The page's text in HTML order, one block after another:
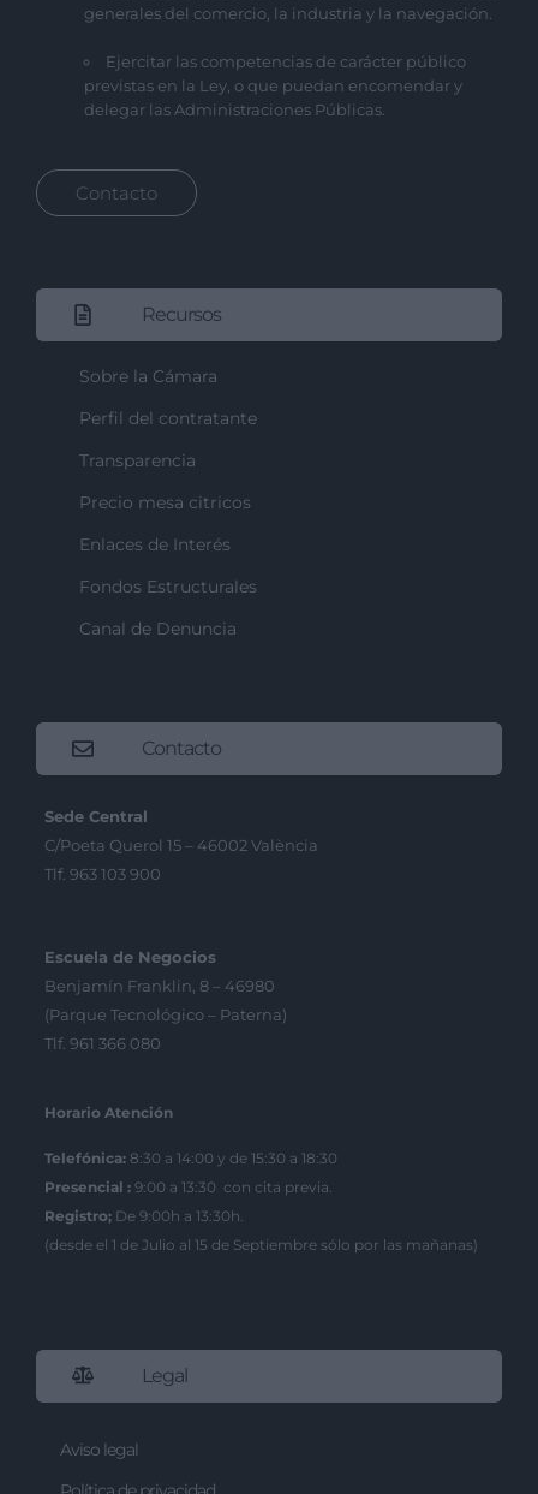
generales del comercio, la industria y la navegación.
Ejercitar las competencias de carácter público
previstas en la Ley, o que puedan encomendar y
delegar las Administraciones Públicas.
Contacto
Recursos
Sobre la Cámara
Perfil del contratante
Transparencia
Precio mesa citricos
Enlaces de Interés
Fondos Estructurales
Canal de Denuncia
Contacto
Sede Central
C/Poeta Querol 15 – 46002 València
Tlf. 963 103 900
Escuela de Negocios
Benjamín Franklin, 8 – 46980
(Parque Tecnológico – Paterna)
Tlf. 961 366 080
Horario Atención
Telefónica: 8:30 a 14:00 y de 15:30 a 18:30
Presencial : 9:00 a 13:30 con cita previa.
Registro; De 9:00h a 13:30h.
(desde el 1 de Julio al 15 de Septiembre sólo por las mañanas)
Legal
Aviso legal